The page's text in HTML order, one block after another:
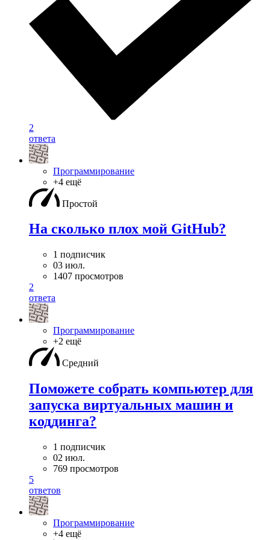
2
ответа
Программирование
+4 ещё
Простой
На сколько плох мой GitHub?
1 подписчик
03 июл.
1407 просмотров
2
ответа
Программирование
+2 ещё
Средний
Поможете собрать компьютер для
запуска виртуальных машин и
коддинга?
1 подписчик
02 июл.
769 просмотров
5
ответов
Программирование
+4 ещё